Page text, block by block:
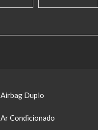
Airbag Duplo
Ar Condicionado